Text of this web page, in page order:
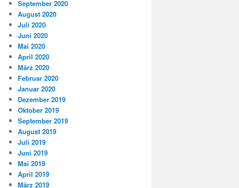
September 2020
August 2020
Juli 2020
Juni 2020
Mai 2020
April 2020
März 2020
Februar 2020
Januar 2020
Dezember 2019
Oktober 2019
September 2019
August 2019
Juli 2019
Juni 2019
Mai 2019
April 2019
März 2019